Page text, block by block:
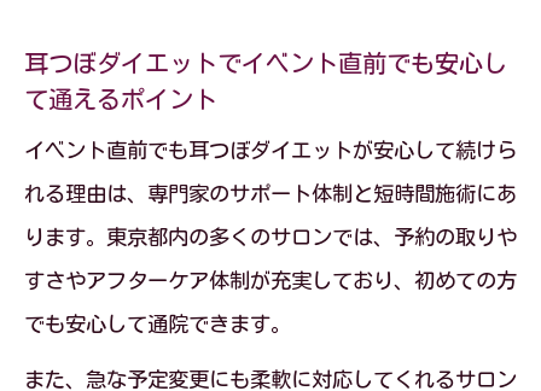
耳つぼダイエットでイベント直前でも安心し
て通えるポイント
イベント直前でも耳つぼダイエットが安心して続けら
れる理由は、専門家のサポート体制と短時間施術にあ
ります。東京都内の多くのサロンでは、予約の取りや
すさやアフターケア体制が充実しており、初めての方
でも安心して通院できます。
また、急な予定変更にも柔軟に対応してくれるサロン